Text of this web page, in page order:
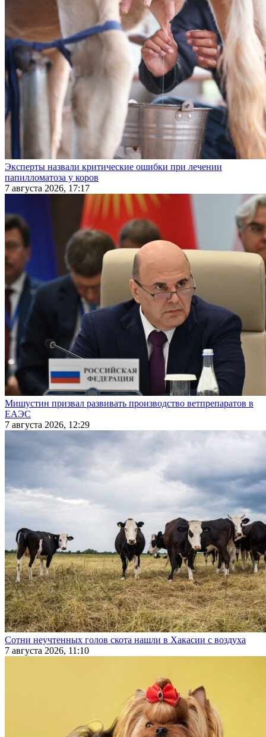
Эксперты назвали критические ошибки при лечении
папилломатоза у коров
7 августа 2026, 17:17
Мишустин призвал развивать производство ветпрепаратов в
ЕАЭС
7 августа 2026, 12:29
Сотни неучтенных голов скота нашли в Хакасии с воздуха
7 августа 2026, 11:10